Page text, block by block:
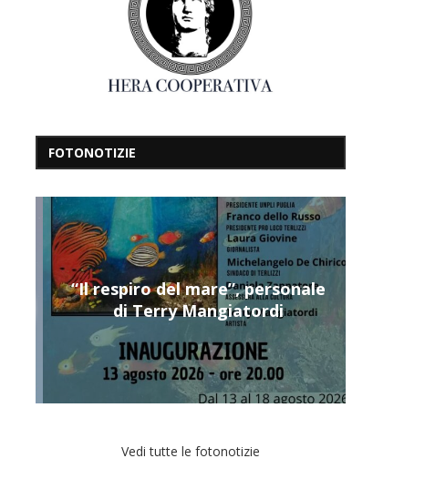
FOTONOTIZIE
“Il respiro del mare”, personale
di Terry Mangiatordi
Vedi tutte le fotonotizie